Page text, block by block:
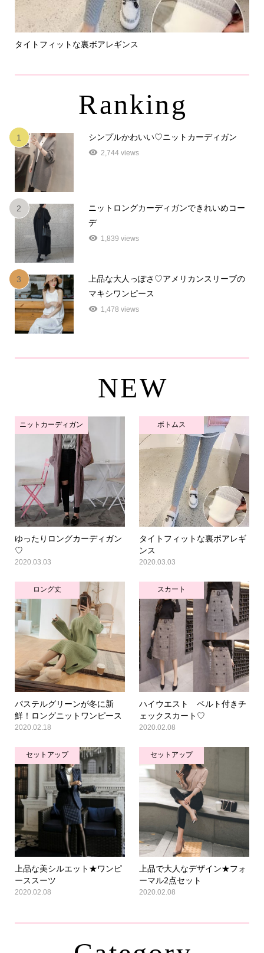
タイトフィットな裏ボアレギンス
Ranking
1 シンプルかわいい♡ニットカーディガン
2,744 views
2
ニットロングカーディガンできれいめコー
デ
1,839 views
3
上品な大人っぽさ♡アメリカンスリーブの
マキシワンピース
1,478 views
NEW
ニットカーディガン
ゆったりロングカーディガン
♡
2020.03.03
ボトムス
タイトフィットな裏ボアレギ
ンス
2020.03.03
ロング丈
パステルグリーンが冬に新
鮮！ロングニットワンピース
2020.02.18
スカート
ハイウエスト ベルト付きチ
ェックスカート♡
2020.02.08
セットアップ
上品な美シルエット★ワンピ
ーススーツ
2020.02.08
セットアップ
上品で大人なデザイン★フォ
ーマル2点セット
2020.02.08